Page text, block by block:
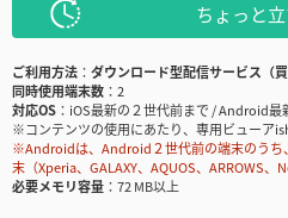
ちょっと
ご利用方法
ダウンロード型配信サービス（買
同時使用端末数
2
対応OS
iOS最新の２世代前まで / Android最
※コンテンツの使用にあたり、専用ビューア
※Androidは、Android２世代前の端末のうち
末（Xperia、GALAXY、AQUOS、ARROWS
必要メモリ容量
72 MB以上